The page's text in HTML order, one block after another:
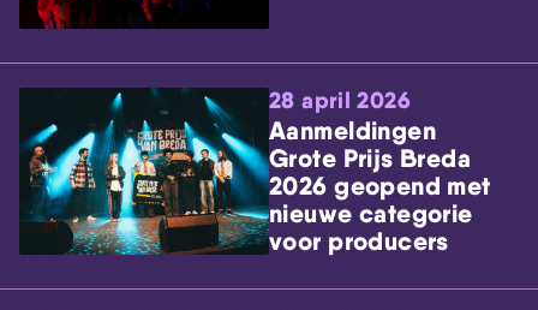
28 april 2026
Aanmeldingen
Grote Prijs Breda
2026 geopend met
nieuwe categorie
voor producers